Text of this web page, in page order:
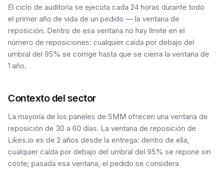
El ciclo de auditoría se ejecuta cada 24 horas durante todo
el primer año de vida de un pedido — la ventana de
reposición. Dentro de esa ventana no hay límite en el
número de reposiciones: cualquier caída por debajo del
umbral del 95% se corrige hasta que se cierra la ventana de
1 año.
Contexto del sector
La mayoría de los paneles de SMM ofrecen una ventana de
reposición de 30 a 60 días. La ventana de reposición de
Likes.io es de 2 años desde la entrega: dentro de ella,
cualquier caída por debajo del umbral del 95% se repone sin
coste; pasada esa ventana, el pedido se considera